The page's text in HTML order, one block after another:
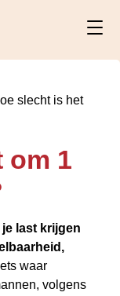
slecht is het
om 1
last krijgen
waar
volgens